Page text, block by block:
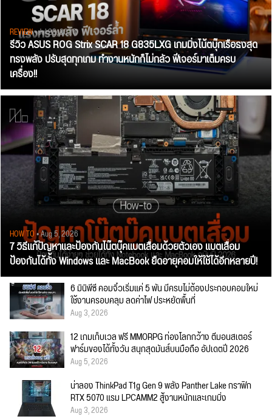
REVIEW• Jul 28, 2026
รีวิว ASUS ROG Strix SCAR 18 G835LXG เกมมิ่งโน้ตบุ๊กเรือธงสุด
ทรงพลัง ปรับสุดทุกเกม ทำงานหนักก็ไม่กลัว ฟีเจอร์มาเต็มครบ
เครื่อง!!
HOW TO• Aug 5, 2026
7 วิธีแก้ปัญหาและป้องกันโน๊ตบุ๊คแบตเสื่อมด้วยตัวเอง แบตเสื่อม
ป้องกันได้ทั้ง Windows และ MacBook ยืดอายุคอมให้ใช้ได้อีกหลายปี!
6 มินิพีซี คอมจิ๋วเริ่มแค่ 5 พัน มีครบไม่ต้องประกอบคอมใหม่
ใช้งานครอบคลุม ลดค่าไฟ ประหยัดพื้นที่
Aug 3, 2026
12 เกมเก็บเวล ฟรี MMORPG ท่องโลกกว้าง ตีมอนสเตอร์
ฟาร์มของได้ทั้งวัน สนุกสุดมันส์บนมือถือ อัปเดตปี 2026
Aug 5, 2026
น่าลอง ThinkPad T1g Gen 9 พลัง Panther Lake กราฟิก
RTX 5070 แรม LPCAMM2 สู้งานหนักและเกมมิ่ง
Aug 3, 2026